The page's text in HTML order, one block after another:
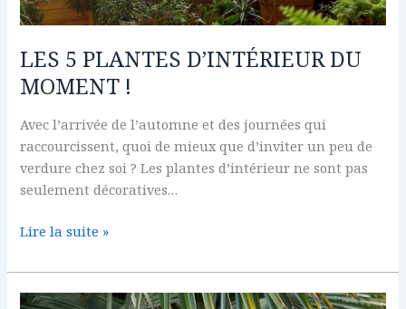
LES 5 PLANTES D’INTÉRIEUR DU
MOMENT !
Avec l’arrivée de l’automne et des journées qui
raccourcissent, quoi de mieux que d’inviter un peu de
verdure chez soi ? Les plantes d’intérieur ne sont pas
seulement décoratives…
DU
MOMENT
!
Lire la suite »
LES